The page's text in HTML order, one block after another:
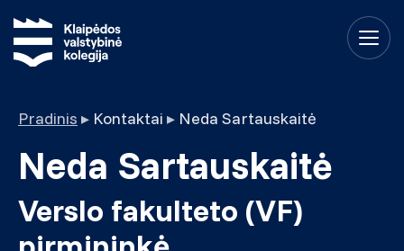
Pradinis ▸ Kontaktai ▸ Neda Sartauskaitė
Neda Sartauskaitė
Verslo fakulteto (VF)